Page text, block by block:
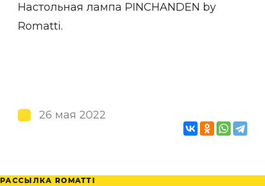
Настольная лампа PINCHANDEN by
Romatti.
26 мая 2022
РАССЫЛКА ROMATTI